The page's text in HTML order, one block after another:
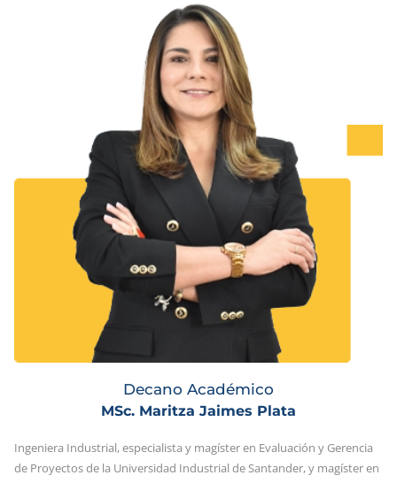
Decano Académico
MSc. Maritza Jaimes Plata
Ingeniera Industrial, especialista y magíster en Evaluación y Gerencia
de Proyectos de la Universidad Industrial de Santander, y magíster en